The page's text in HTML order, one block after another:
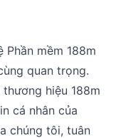
mềm 188m
quan trọng.
hiệu 188m
cá nhân của
chúng tôi, tuân